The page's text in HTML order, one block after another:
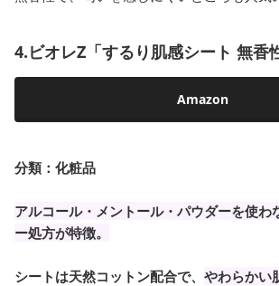
4.ビオレZ「するり肌感シート 無香
Amazon
分類： 化粧品
アルコール・メントール・パウダーを使わ
ー処方が特徴。
シートは天然コットン配合で、 やわらかい